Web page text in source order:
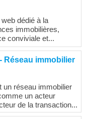
web dédié à la
immobilières,
conviviale et...
Réseau immobilier
un réseau immobilier
un acteur
de la transaction...